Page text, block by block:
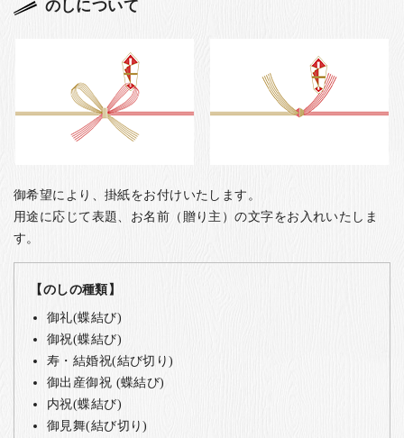
のしについて
御希望により、掛紙をお付けいたします。
用途に応じて表題、お名前（贈り主）の文字をお入れいたしま
す。
【のしの種類】
御礼(蝶結び)
御祝(蝶結び)
寿・結婚祝(結び切り)
御出産御祝 (蝶結び)
内祝(蝶結び)
御見舞(結び切り)